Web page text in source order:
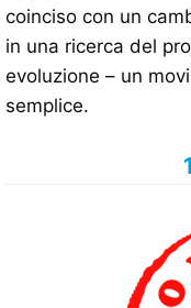
coinciso con un
in una ricerca del
evoluzione – un
semplice.